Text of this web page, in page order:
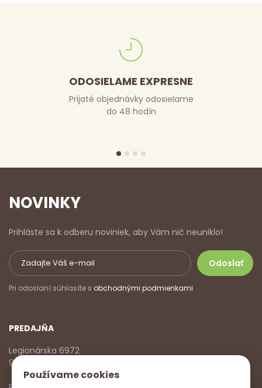
Používame cookies
ODOSIELAME EXPRESNE
Prijaté objednávky odosielame
do 48 hodín
NOVINKY
Prihláste sa k odberu noviniek, aby Vám nič neuniklo!
Pri odoslaní súhlasíte s obchodnými podmienkami
PREDAJŇA
Legionárska 6972
911 01 Trenčín